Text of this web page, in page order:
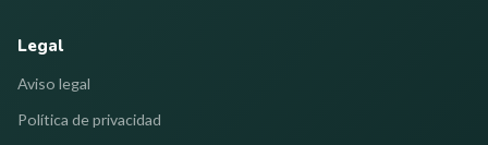
Legal
Aviso legal
Política de privacidad